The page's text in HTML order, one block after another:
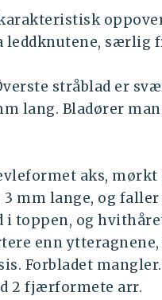
særlig
stråblad er
lang. Bladører
aks,
mm lange, og
toppen, og
enn
Forbladet
2 fjærformete arr.